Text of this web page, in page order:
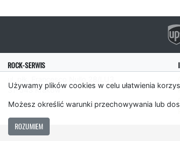
Używamy plików cookies w celu ułatwienia
Możesz określić warunki przechowywania lub
ROZUMIEM
ROCK-SERWIS
31-543 Kraków